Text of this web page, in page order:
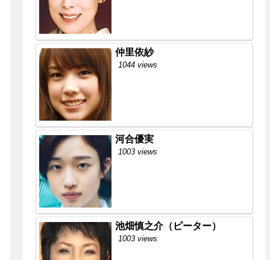
仲里依紗
1044 views
河合優実
1003 views
池畑慎之介（ピーター）
1003 views